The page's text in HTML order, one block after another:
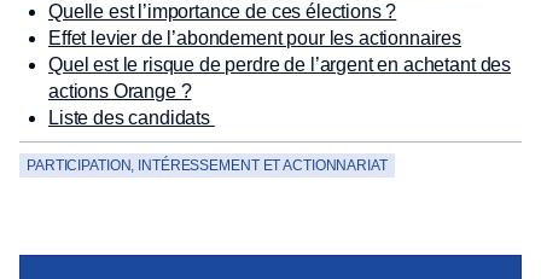
Quelle est l’importance de ces élections ?
Effet levier de l’abondement pour les actionnaires
Quel est le risque de perdre de l’argent en achetant des
actions Orange ?
Liste des candidats
PARTICIPATION, INTÉRESSEMENT ET ACTIONNARIAT